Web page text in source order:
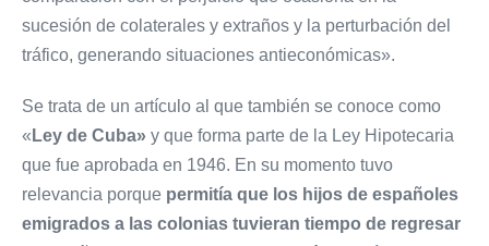
sucesión de colaterales y extraños y la perturbación del
tráfico, generando situaciones antieconómicas».
Se trata de un artículo al que también se conoce como
« Ley de Cuba» y que forma parte de la Ley Hipotecaria
que fue aprobada en 1946. En su momento tuvo
relevancia porque permitía que los hijos de españoles
emigrados a las colonias tuvieran tiempo de regresar